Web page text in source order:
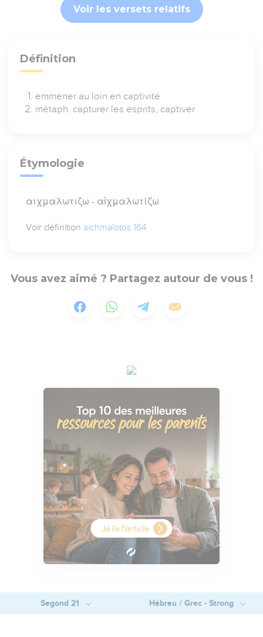
Voir les versets relatifs
Définition
emmener au loin en captivité
métaph. capturer les esprits, captiver
Étymologie
αιχμαλωτιζω - αἰχμαλωτίζω
Voir définition aichmalotos 164
Vous avez aimé ? Partagez autour de vous !
Segond 21 Hébreu / Grec - Strong